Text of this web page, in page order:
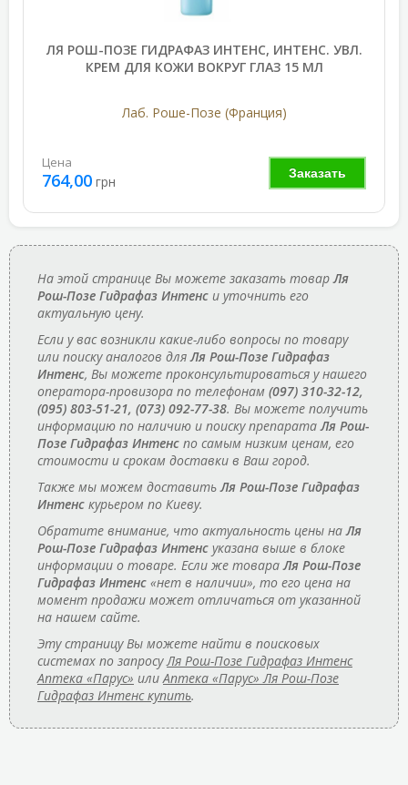
ЛЯ РОШ-ПОЗЕ ГИДРАФАЗ ИНТЕНС, ИНТЕНС. УВЛ.
КРЕМ ДЛЯ КОЖИ ВОКРУГ ГЛАЗ 15 МЛ
Лаб. Роше-Позе (Франция)
Заказать
Цена
764,00 грн
На этой странице Вы можете заказать товарЛя
Рош-Позе Гидрафаз Интенс и уточнить его
актуальную цену.
Если у вас возникли какие-либо вопросы по товару
или поиску аналогов дляЛя Рош-Позе Гидрафаз
Интенс, Вы можете проконсультироваться у нашего
оператора-провизора по телефонам (097) 310-32-12,
(095) 803-51-21, (073) 092-77-38. Вы можете получить
информацию по наличию и поиску препаратаЛя Рош-
Позе Гидрафаз Интенс по самым низким ценам, его
стоимости и срокам доставки в Ваш город.
Также мы можем доставитьЛя Рош-Позе Гидрафаз
Интенс курьером по Киеву.
Обратите внимание, что актуальность цены наЛя
Рош-Позе Гидрафаз Интенс указана выше в блоке
информации о товаре. Если же товараЛя Рош-Позе
Гидрафаз Интенс «нет в наличии», то его цена на
момент продажи может отличаться от указанной
на нашем сайте.
Эту страницу Вы можете найти в поисковых
системах по запросуЛя Рош-Позе Гидрафаз Интенс
Аптека «Парус» илиАптека «Парус» Ля Рош-Позе
Гидрафаз Интенс купить.